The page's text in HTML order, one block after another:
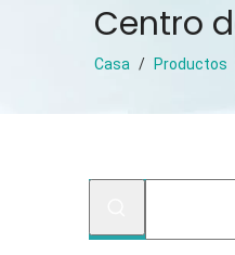
Centro
Casa / Productos